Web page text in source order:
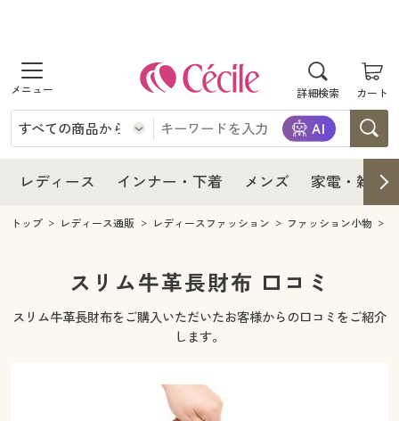
詳細検索 カート
商品を探す
レディース
レディースファッション
インナー・下着
インナー・下着通販すべて
メンズ下着
メンズ
メンズ通販すべて
メンズファッション
家電・雑貨すべて
寝具・インテリア・家具
レディース インナー・下着 メンズ 家電・雑貨
レディース
レディース通販すべて
レディースファッション
インナー・下着
インナー・下着通販すべて
ジュニア・ティーンズ下着
メンズ
メンズ下着
家電
寝具・インテリア・家具通販すべて
美容・健康
美容・健康・サプリメント
トップ レディース通販 レディースファッション ファッション小物
スリム牛革長財布 口コミ
スリム牛革長財布をご購入いただいたお客様からの口コミをご紹介
します。